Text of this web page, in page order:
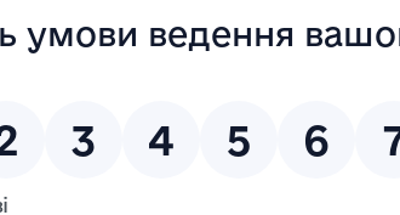
Коломієць В.М.
розпочато проведення перевірки щодо
діяльності, охорони праці та цивільного
місцевого самоврядування, подана шляхом